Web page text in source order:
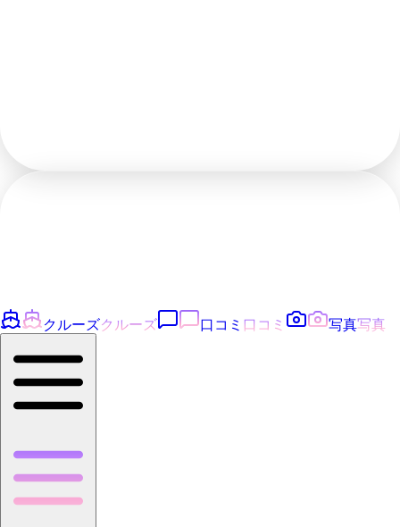
クルーズクルーズ 口コミ 口コミ 写真写真